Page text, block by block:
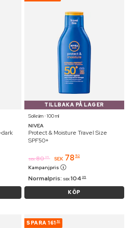
TILLBAKA PÅ LAGER
Solkräm ⋅ 100 ml
NIVEA
Protect & Moisture Travel Size
SPF50+
SEK 80 95 SEK 78 52
Kampanjpris
Normalpris: SEK 104 95
KÖP
SPARA 161 52